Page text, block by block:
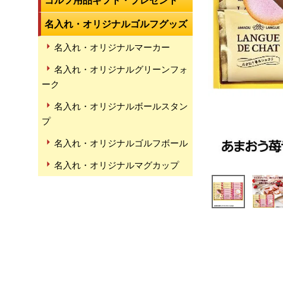
名入れ・オリジナルゴルフグッズ
名入れ・オリジナルマーカー
名入れ・オリジナルグリーンフォ
ーク
名入れ・オリジナルボールスタン
プ
名入れ・オリジナルゴルフボール
名入れ・オリジナルマグカップ